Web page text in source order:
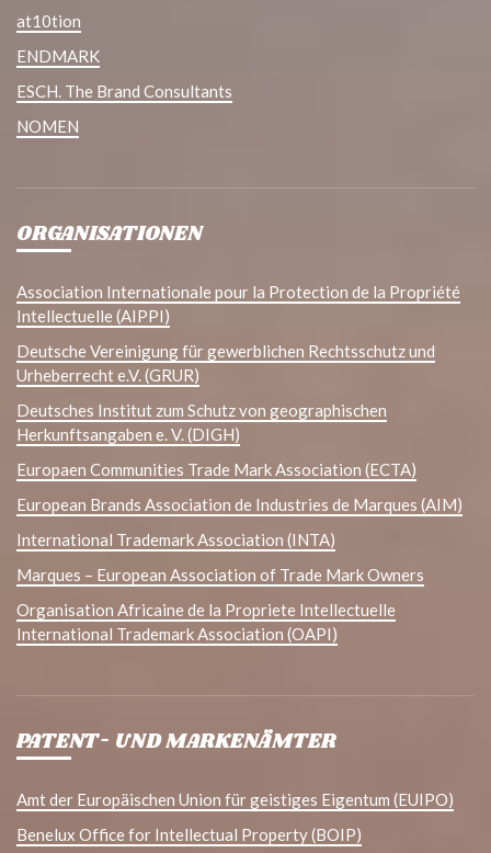
at10tion
ENDMARK
ESCH. The Brand Consultants
NOMEN
ORGANISATIONEN
Association Internationale pour la Protection de la Propriété
Intellectuelle (AIPPI)
Deutsche Vereinigung für gewerblichen Rechtsschutz und
Urheberrecht e.V. (GRUR)
Deutsches Institut zum Schutz von geographischen
Herkunftsangaben e. V. (DIGH)
Europaen Communities Trade Mark Association (ECTA)
European Brands Association de Industries de Marques (AIM)
International Trademark Association (INTA)
Marques – European Association of Trade Mark Owners
Organisation Africaine de la Propriete Intellectuelle
International Trademark Association (OAPI)
PATENT- UND MARKENÄMTER
Amt der Europäischen Union für geistiges Eigentum (EUIPO)
Benelux Office for Intellectual Property (BOIP)